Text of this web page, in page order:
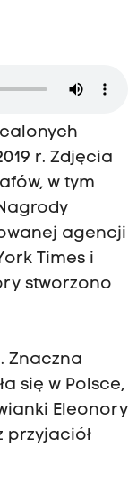
r. Zdjęcia
w tym
agencji
Times i
stworzono
Znaczna
się w Polsce,
Eleonory
przyjaciół